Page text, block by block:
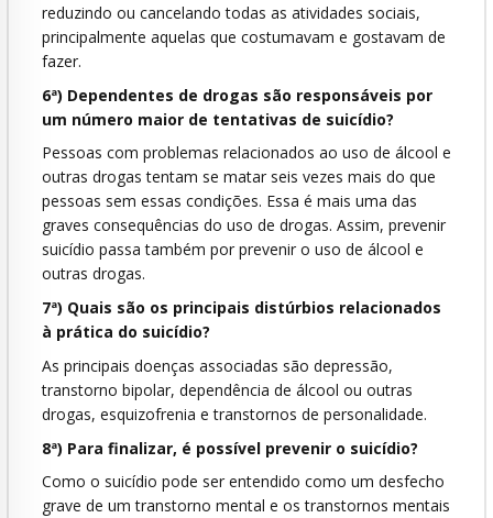
reduzindo ou cancelando todas as atividades sociais,
principalmente aquelas que costumavam e gostavam de
fazer.
6ª) Dependentes de drogas são responsáveis por
um número maior de tentativas de suicídio?
Pessoas com problemas relacionados ao uso de álcool e
outras drogas tentam se matar seis vezes mais do que
pessoas sem essas condições. Essa é mais uma das
graves consequências do uso de drogas. Assim, prevenir
suicídio passa também por prevenir o uso de álcool e
outras drogas.
7ª) Quais são os principais distúrbios relacionados
à prática do suicídio?
As principais doenças associadas são depressão,
transtorno bipolar, dependência de álcool ou outras
drogas, esquizofrenia e transtornos de personalidade.
8ª) Para finalizar, é possível prevenir o suicídio?
Como o suicídio pode ser entendido como um desfecho
grave de um transtorno mental e os transtornos mentais